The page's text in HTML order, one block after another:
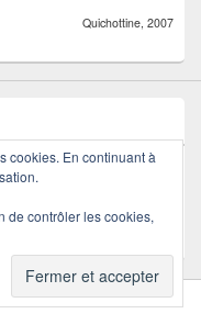
Quichottine, 2007
cookies. En continuant à
de contrôler les cookies,